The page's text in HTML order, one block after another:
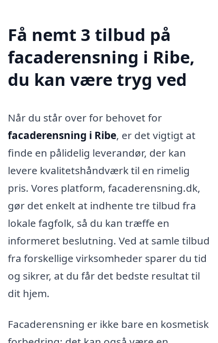
Få nemt 3 tilbud på
facaderensning i Ribe,
du kan være tryg ved
Når du står over for behovet for
facaderensning i Ribe, er det vigtigt at
finde en pålidelig leverandør, der kan
levere kvalitetshåndværk til en rimelig
pris. Vores platform, facaderensning.dk,
gør det enkelt at indhente tre tilbud fra
lokale fagfolk, så du kan træffe en
informeret beslutning. Ved at samle tilbud
fra forskellige virksomheder sparer du tid
og sikrer, at du får det bedste resultat til
dit hjem.
Facaderensning er ikke bare en kosmetisk